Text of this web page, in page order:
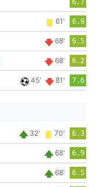
6.7
61' 6.9
68' 6.5
68' 6.2
45' 81' 7.6
32' 70' 6.3
68' 6.9
68' 6.5